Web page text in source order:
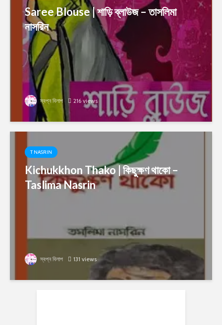
Saree Blouse | শাড়ি ব্লাউজ – তাসলিমা
নাসরিন
স্বপ্ন বিলাপ 216 views
T NASRIN
Kichukkhon Thako | কিছুক্ষণ থাকো –
Taslima Nasrin
স্বপ্ন বিলাপ 131 views